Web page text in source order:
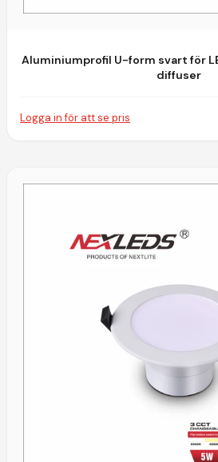
Aluminiumprofil U-form svart för
diffuser
Logga in för att se pris